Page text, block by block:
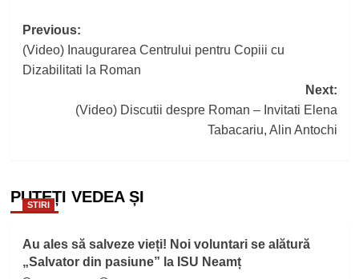
Post
navigation
Previous:
(Video) Inaugurarea Centrului pentru Copiii cu
Dizabilitati la Roman
Next:
(Video) Discutii despre Roman – Invitati Elena
Tabacariu, Alin Antochi
PUTEȚI VEDEA ȘI
STIRI
Au ales să salveze vieți! Noi voluntari se alătură
„Salvator din pasiune” la ISU Neamț